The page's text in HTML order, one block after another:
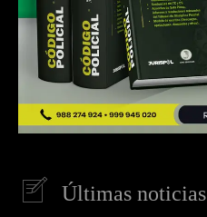
Últimas noticias